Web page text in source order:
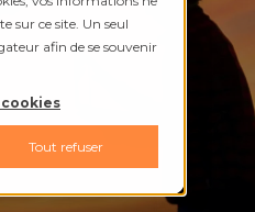
sur ce site. Un seul
afin de se souvenir
Tout refuser